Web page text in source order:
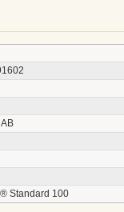
Standard 100